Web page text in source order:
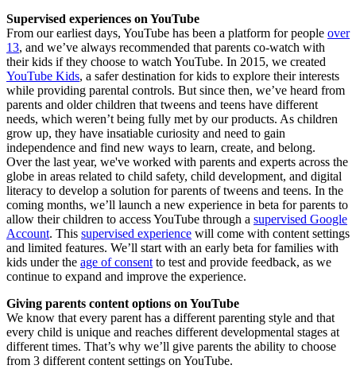
Supervised experiences on YouTube
From our earliest days, YouTube has been a platform for people over
13, and we’ve always recommended that parents co-watch with
their kids if they choose to watch YouTube. In 2015, we created
YouTube Kids, a safer destination for kids to explore their interests
while providing parental controls. But since then, we’ve heard from
parents and older children that tweens and teens have different
needs, which weren’t being fully met by our products. As children
grow up, they have insatiable curiosity and need to gain
independence and find new ways to learn, create, and belong.
Over the last year, we've worked with parents and experts across the
globe in areas related to child safety, child development, and digital
literacy to develop a solution for parents of tweens and teens. In the
coming months, we’ll launch a new experience in beta for parents to
allow their children to access YouTube through a supervised Google
Account. This supervised experience will come with content settings
and limited features. We’ll start with an early beta for families with
kids under the age of consent to test and provide feedback, as we
continue to expand and improve the experience.
Giving parents content options on YouTube
We know that every parent has a different parenting style and that
every child is unique and reaches different developmental stages at
different times. That’s why we’ll give parents the ability to choose
from 3 different content settings on YouTube.